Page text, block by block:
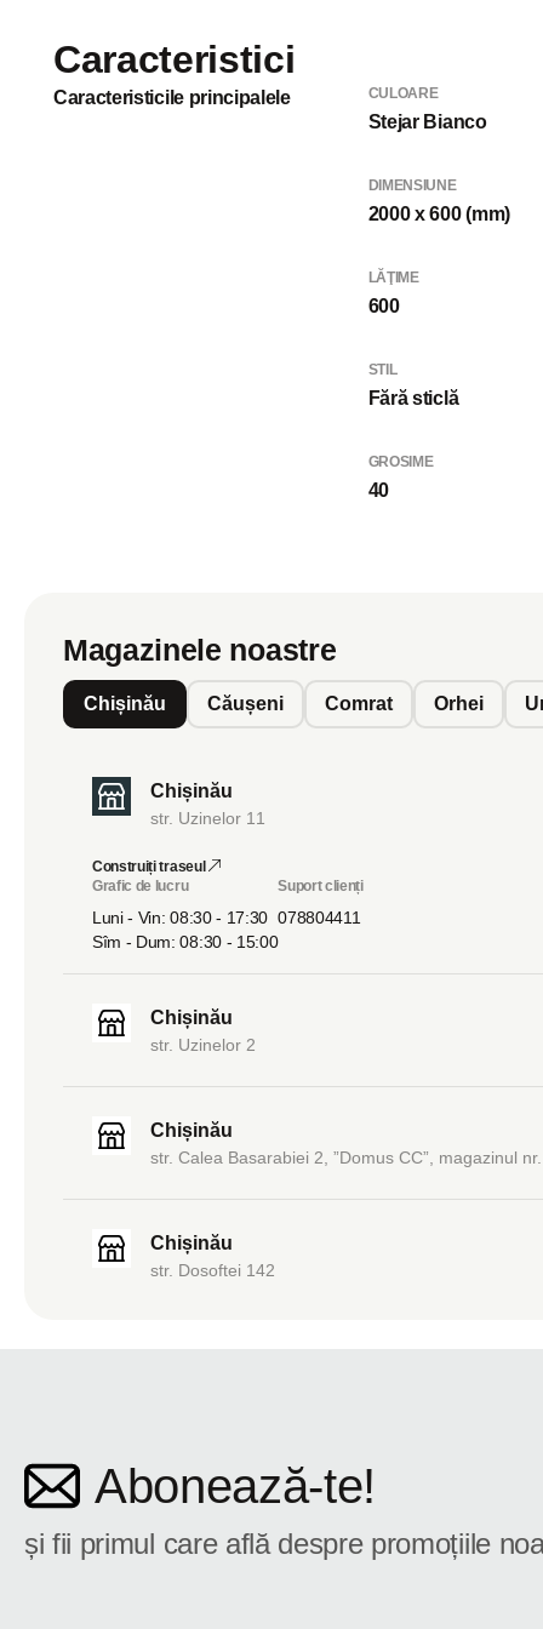
Caracteristici
Caracteristicile principalele CULOARE
Stejar Bianco
DIMENSIUNE
2000 x 600 (mm)
LĂŢIME
600
STIL
Fără sticlă
GROSIME
40
Magazinele noastre
Chișinău Căușeni Comrat Orhei
Chișinău
str. Uzinelor 11
Construiți traseul
Grafic de lucru
Luni - Vin: 08:30 - 17:30
Sîm - Dum: 08:30 - 15:00
Suport clienți
078804411
Chișinău
str. Uzinelor 2
Chișinău
str. Calea Basarabiei 2, ”Domus CC”, magazinul
Chișinău
str. Dosoftei 142
Abonează-te!
și fii primul care află despre promoțiile